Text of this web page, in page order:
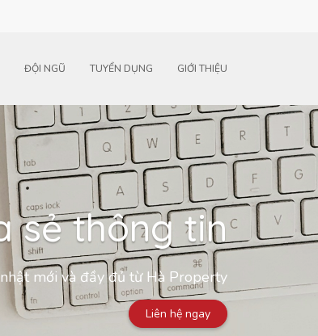
ĐỘI NGŨ TUYỂN DỤNG GIỚI THIỆU
sẻ thông tin
mới và đầy đủ từ Hà Property
Liên hệ ngay